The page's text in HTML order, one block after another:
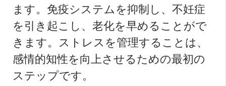
ます。免疫システムを抑制し、不妊症
を引き起こし、老化を早めることがで
きます。ストレスを管理することは、
感情的知性を向上させるための最初の
ステップです。